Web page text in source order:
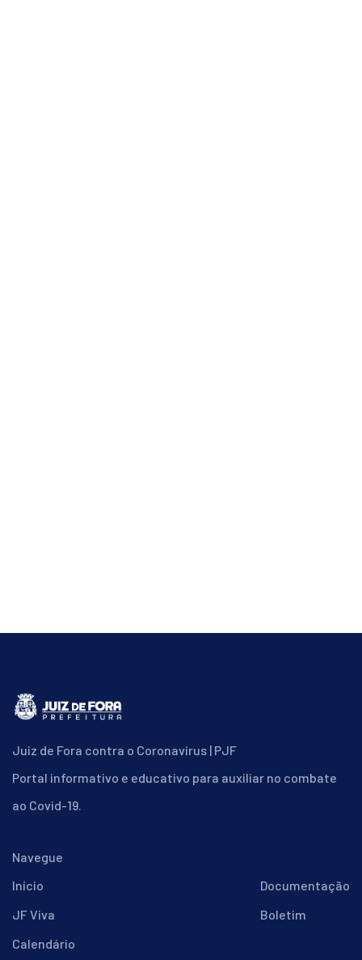
Juiz de Fora contra o Coronavírus | PJF
Portal informativo e educativo para auxiliar no combate
ao Covid-19.
Navegue
Início
JF Viva
Calendário
Documentação
Boletim